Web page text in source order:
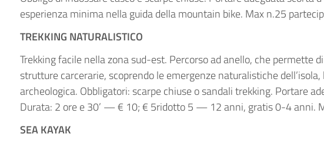
esperienza minima nella guida della mountain bike. Max n.25
TREKKING NATURALISTICO
Trekking facile nella zona sud-est. Percorso ad anello, che permette
strutture carcerarie, scoprendo le emergenze naturalistiche
archeologica. Obbligatori: scarpe chiuse o sandali trekking. Portare
Durata: 2 ore e 30’ — € 10; € 5ridotto 5 — 12 anni, gratis 0-4 anni.
SEA KAYAK